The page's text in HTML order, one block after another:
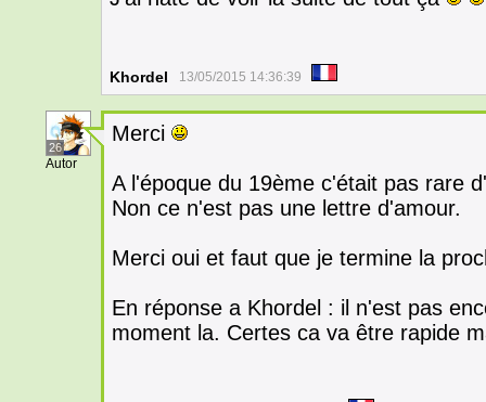
Khordel 13/05/2015 14:36:39
26
Autor
Merci
A l'époque du 19ème c'était pas rare
Non ce n'est pas une lettre d'amour.
Merci oui et faut que je termine la
En réponse a Khordel : il n'est pas
moment la. Certes ca va être rapide